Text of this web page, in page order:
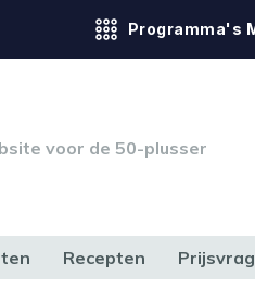
Programma's
voor de 50-plusser
Recepten